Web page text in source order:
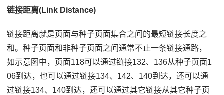
链接距离(Link Distance)
链接距离就是页面与种子页面集合之间的最短链接长度之
和。种子页面和非种子页面之间通常不止一条链接通路，
如示意图中，页面118可以通过链接132、136从种子页面1
06到达，也可以通过链接134、142、140到达，还可以通
过链接134、140到达，还可以通过其它链接从其它种子页